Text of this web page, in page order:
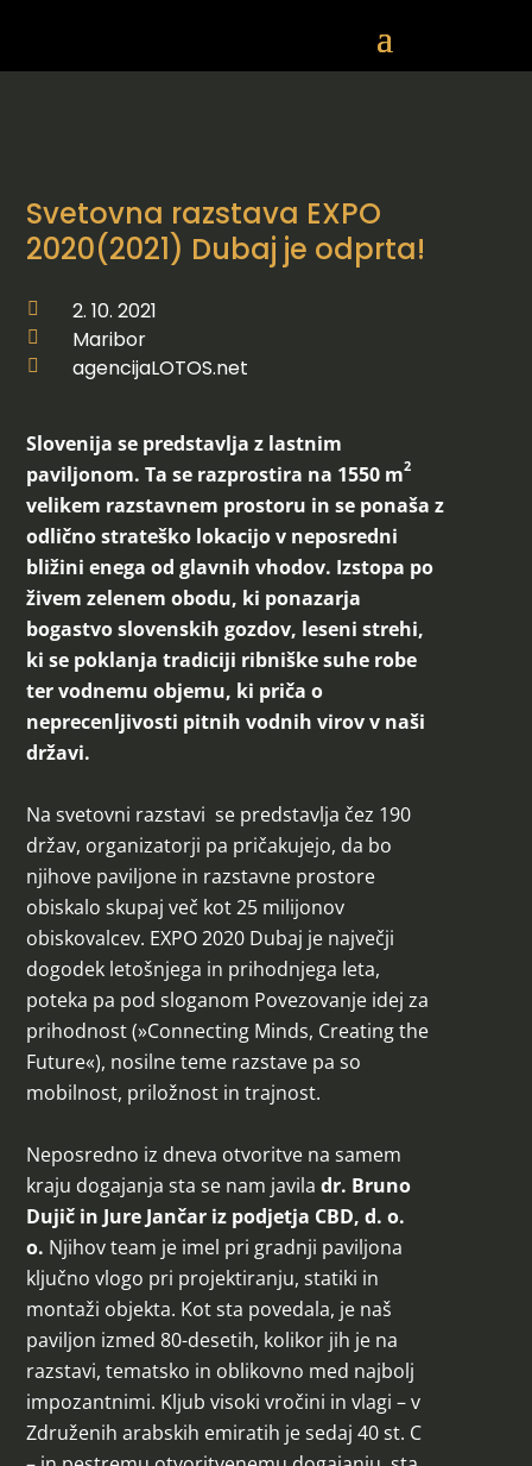
Svetovna razstava EXPO
2020(2021) Dubaj je odprta!
 2. 10. 2021
 Maribor
 agencijaLOTOS.net
Slovenija se predstavlja z lastnim
paviljonom. Ta se razprostira na 1550 m2
velikem razstavnem prostoru in se ponaša z
odlično strateško lokacijo v neposredni
bližini enega od glavnih vhodov. Izstopa po
živem zelenem obodu, ki ponazarja
bogastvo slovenskih gozdov, leseni strehi,
ki se poklanja tradiciji ribniške suhe robe
ter vodnemu objemu, ki priča o
neprecenljivosti pitnih vodnih virov v naši
državi.
Na svetovni razstavi se predstavlja čez 190
držav, organizatorji pa pričakujejo, da bo
njihove paviljone in razstavne prostore
obiskalo skupaj več kot 25 milijonov
obiskovalcev. EXPO 2020 Dubaj je največji
dogodek letošnjega in prihodnjega leta,
poteka pa pod sloganom Povezovanje idej za
prihodnost (»Connecting Minds, Creating the
Future«), nosilne teme razstave pa so
mobilnost, priložnost in trajnost.
Neposredno iz dneva otvoritve na samem
kraju dogajanja sta se nam javiladr. Bruno
Dujič in Jure Jančar iz podjetja CBD, d. o.
o. Njihov team je imel pri gradnji paviljona
ključno vlogo pri projektiranju, statiki in
montaži objekta. Kot sta povedala, je naš
paviljon izmed 80-desetih, kolikor jih je na
razstavi, tematsko in oblikovno med najbolj
impozantnimi. Kljub visoki vročini in vlagi – v
Združenih arabskih emiratih je sedaj 40 st. C